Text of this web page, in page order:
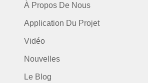
À Propos De Nous
Application Du Projet
Vidéo
Nouvelles
Le Blog